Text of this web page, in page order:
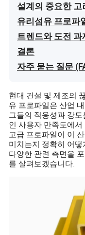
설계의 중요한 고
유리섬유 프로파
트렌드와 도전 과
결론
자주 묻는 질문
현대 건설 및 제조의
유 프로파일은 산업
그들의 적응성과 강
인 사용자 만족도에
고급 프로파일이 이
미치는지 정확히 어
다양한 관련 측면을
를 살펴보겠습니다.